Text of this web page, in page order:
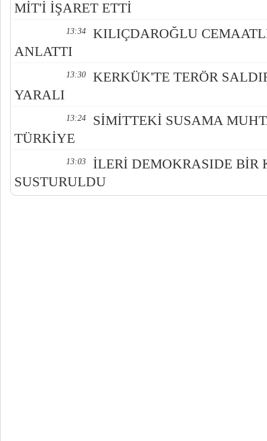
MİT'İ İŞARET ETTİ
13:34
KILIÇDAROĞLU
ANLATTI
13:30
KERKÜK'TE TERÖR
YARALI
13:24
SİMİTTEKİ SUSAMA
TÜRKİYE
13:03
İLERİ DEMOKRASIDE BİR
SUSTURULDU